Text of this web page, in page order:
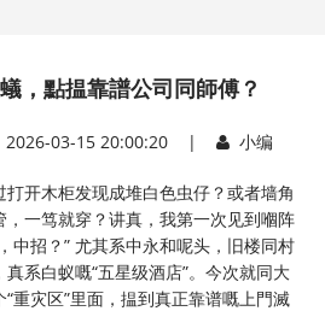
，點揾靠譜公司同師傅？
03-15 20:00:20 | 小编
开木柜发现成堆白色虫仔？或者墙角
一笃就穿？讲真，我第一次见到嗰阵
中招？” 尤其系中永和呢头，旧楼同村
系白蚁嘅“五星级酒店”。今次就同大
重灾区”里面，揾到真正靠谱嘅上門滅